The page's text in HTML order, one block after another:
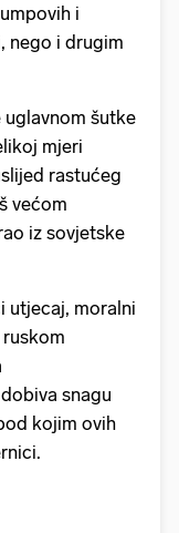
i
nego i drugim
uglavnom šutke
mjeri
rastućeg
većom
iz sovjetske
utjecaj, moralni
snagu
kojim ovih